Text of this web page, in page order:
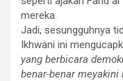
mereka.
Jadi, sesungguhnya
Ikhwani ini
yang berbicara
benar-benar